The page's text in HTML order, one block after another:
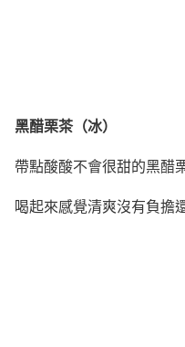
黑醋栗茶（冰）
帶點酸酸不會很甜的黑醋
喝起來感覺清爽沒有負擔